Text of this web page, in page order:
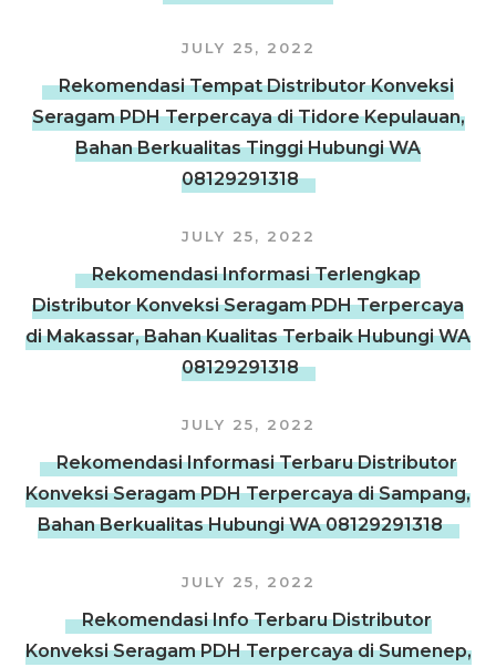
JULY 25, 2022
Rekomendasi Tempat Distributor Konveksi
Seragam PDH Terpercaya di Tidore Kepulauan,
Bahan Berkualitas Tinggi Hubungi WA
08129291318
JULY 25, 2022
Rekomendasi Informasi Terlengkap
Distributor Konveksi Seragam PDH Terpercaya
di Makassar, Bahan Kualitas Terbaik Hubungi WA
08129291318
JULY 25, 2022
Rekomendasi Informasi Terbaru Distributor
Konveksi Seragam PDH Terpercaya di Sampang,
Bahan Berkualitas Hubungi WA 08129291318
JULY 25, 2022
Rekomendasi Info Terbaru Distributor
Konveksi Seragam PDH Terpercaya di Sumenep,